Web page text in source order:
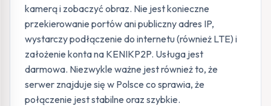
kamerą i zobaczyć obraz. Nie jest konieczne
przekierowanie portów ani publiczny adres IP,
wystarczy podłączenie do internetu (również LTE) i
założenie konta na KENIKP2P. Usługa jest
darmowa. Niezwykle ważne jest również to, że
serwer znajduje się w Polsce co sprawia, że
połączenie jest stabilne oraz szybkie.